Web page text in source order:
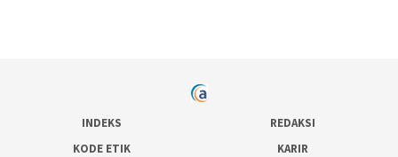
INDEKS
REDAKSI
KODE ETIK
KARIR